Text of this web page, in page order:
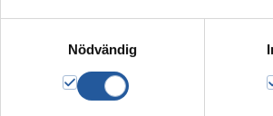
Nödvändig